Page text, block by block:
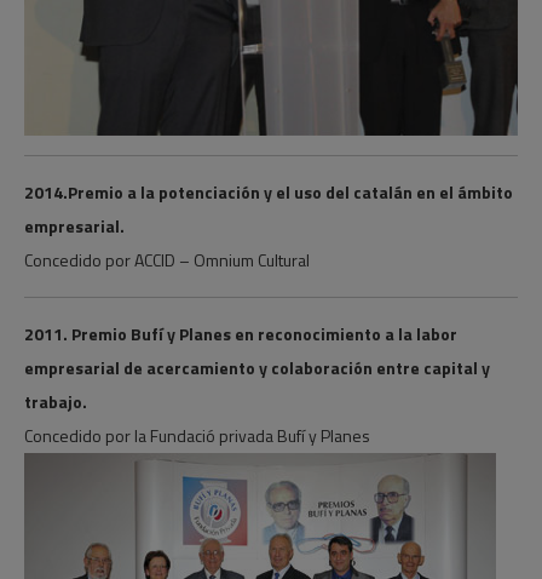
2014.Premio a la potenciación y el uso del catalán en el ámbito
empresarial.
Concedido por ACCID – Omnium Cultural
2011. Premio Bufí y Planes en reconocimiento a la labor
empresarial de acercamiento y colaboración entre capital y
trabajo.
Concedido por la Fundació privada Bufí y Planes